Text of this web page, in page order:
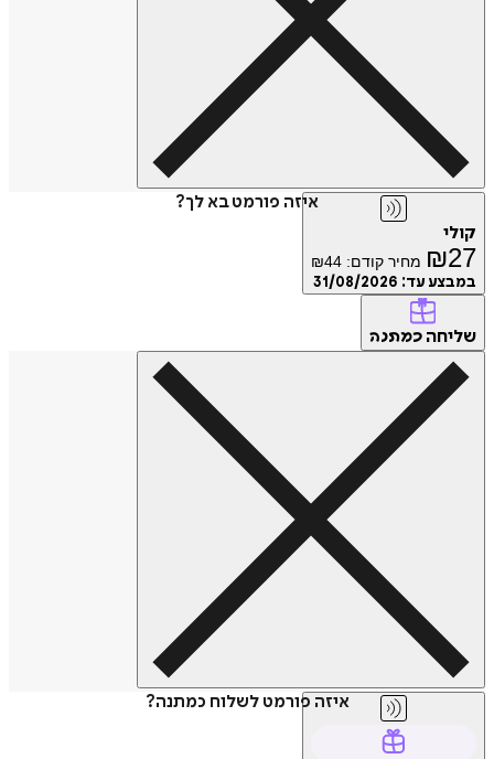
איזה פורמט בא לך?
קולי
₪27 מחיר קודם: ₪44
במבצע עד: 31/08/2026
שליחה כמתנה
איזה פורמט לשלוח כמתנה?